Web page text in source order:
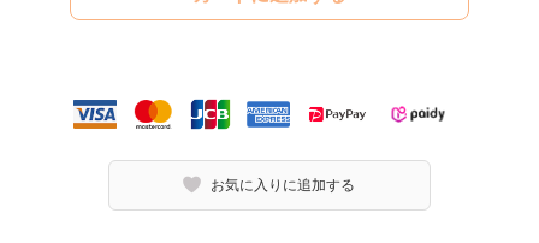
お気に入りに追加する